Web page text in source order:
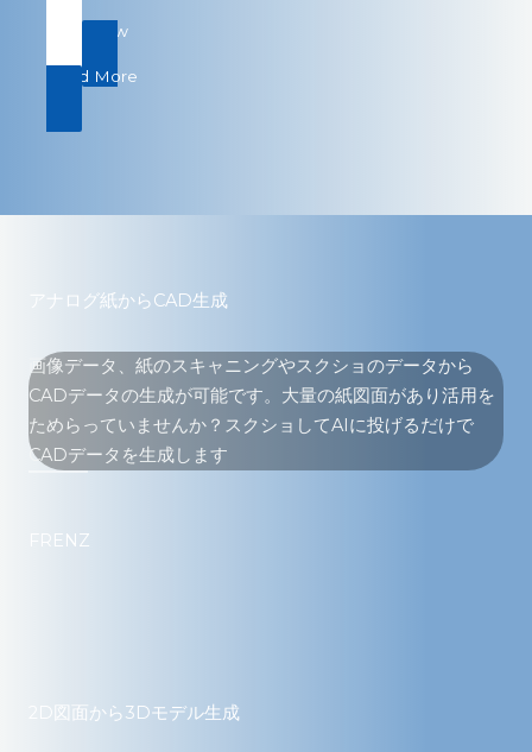
Start Now
Read More
アナログ紙からCAD生成
画像データ、紙のスキャニングやスクショのデータから
CADデータの生成が可能です。大量の紙図面があり活用を
ためらっていませんか？スクショしてAIに投げるだけで
CADデータを生成します
FRENZ
2D図面から3Dモデル生成